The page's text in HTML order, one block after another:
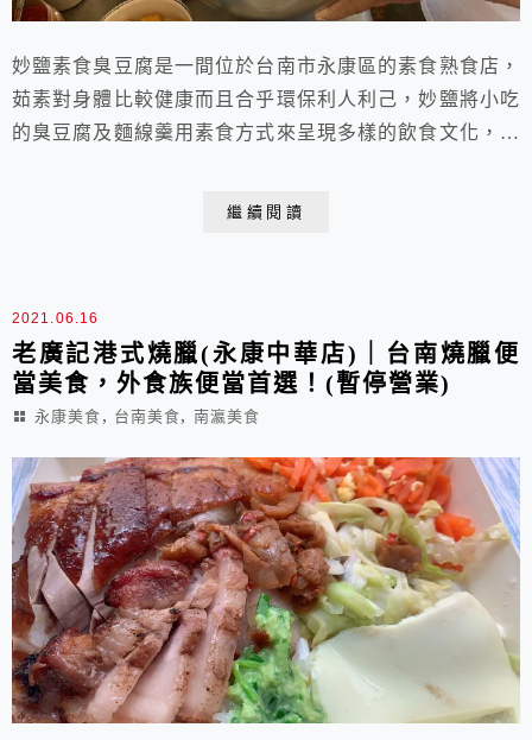
妙鹽素食臭豆腐是一間位於台南市永康區的素食熟食店，
茹素對身體比較健康而且合乎環保利人利己，妙鹽將小吃
的臭豆腐及麵線羹用素食方式來呈現多樣的飲食文化，臭
繼續閱讀
2021.06.16
老廣記港式燒臘(永康中華店)｜台南燒臘便
當美食，外食族便當首選！(暫停營業)
永康美食 , 台南美食, 南瀛美食